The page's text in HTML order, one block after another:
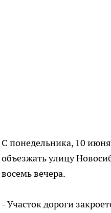
С понедельника, 10
объезжать улицу
восемь вечера.
- Участок дороги